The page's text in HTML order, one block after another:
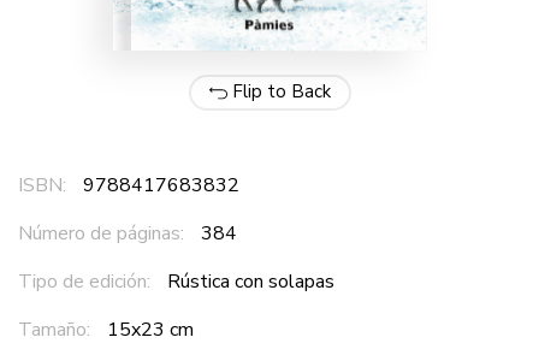
Flip to Back
ISBN:
9788417683832
Número de páginas:
384
Tipo de edición:
Rústica con solapas
Tamaño:
15x23 cm